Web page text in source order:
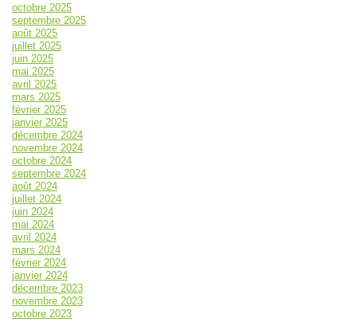
octobre 2025
septembre 2025
août 2025
juillet 2025
juin 2025
mai 2025
avril 2025
mars 2025
février 2025
janvier 2025
décembre 2024
novembre 2024
octobre 2024
septembre 2024
août 2024
juillet 2024
juin 2024
mai 2024
avril 2024
mars 2024
février 2024
janvier 2024
décembre 2023
novembre 2023
octobre 2023